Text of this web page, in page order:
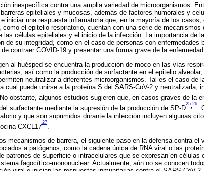
inespecífica contra una amplia variedad de microorganismos.
epiteliales y mucosas, además de factores humorales y
iniciar una respuesta inflamatoria que, en la mayoría de los
el epitelio respiratorio, cuentan con una serie de mecanismos
las células epiteliales y el inicio de la infección. La importancia de
de su integridad, como en el caso de personas con enfermedades
contraer COVID-19 y presentar una forma grave de la enfermedad.
al huésped se encuentra la producción de moco en las vías
así como la producción de surfactante en el epitelio
neutralizar a diferentes microorganismos. Tal es el caso de
cual puede unirse a la proteína S del SARS-CoV-2 y neutralizarla,
No obstante, algunos estudios sugieren que, en casos graves de la
surfactante mediante la supresión de la producción de SP-D
25 26
.
y que son suprimidos durante la infección incluyen algunas
CXCL17
27
.
mecanismos de barrera, el siguiente paso en la defensa contra el
a patógenos, como la cadena única de RNA viral o las
patrones de superficie o intracelulares que se expresan en células
fagocítico-mononuclear. Actualmente, aún no se conocen